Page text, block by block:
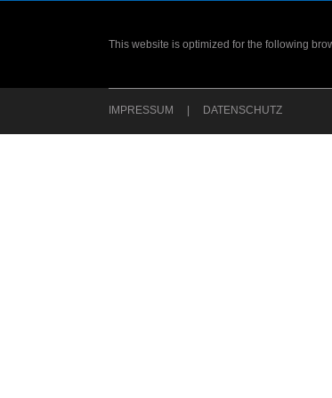
This website is optimized for the following
IMPRESSUM DATENSCHUTZ